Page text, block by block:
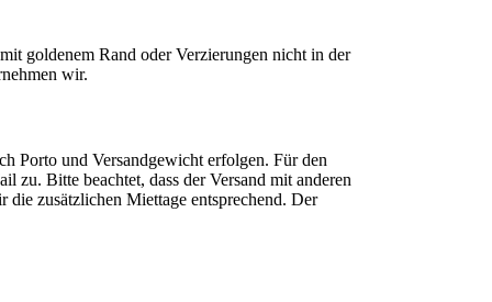
goldenem Rand oder Verzierungen nicht in der
wir.
Porto und Versandgewicht erfolgen. Für den
zu. Bitte beachtet, dass der Versand mit anderen
zusätzlichen Miettage entsprechend. Der